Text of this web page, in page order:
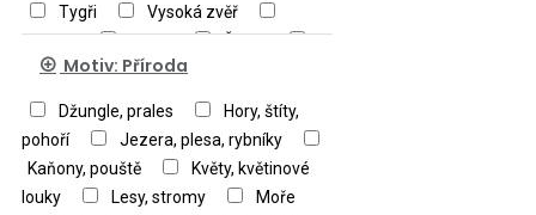
Tygři
Vysoká zvěř
Zajace
Zebry
Žirafy
Ostatní zvířata
Motiv: Příroda
Džungle, prales
Hory, štíty,
pohoří
Jezera, plesa, rybníky
Kaňony, pouště
Květy, květinové
louky
Lesy, stromy
Moře